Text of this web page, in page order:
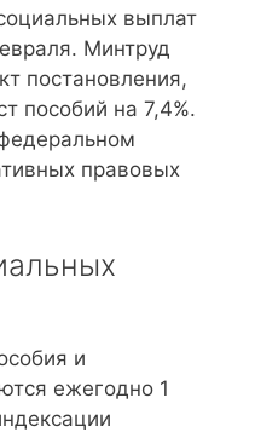
выплат
Минтруд
постановления,
пособий на 7,4%.
правовых
и
ежегодно 1